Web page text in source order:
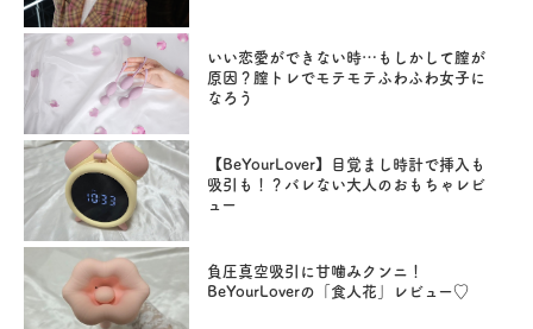
いい恋愛ができない時…もしかして膣が
原因？膣トレでモテモテふわふわ女子に
なろう
【BeYourLover】目覚まし時計で挿入も
吸引も！？バレない大人のおもちゃレビ
ュー
負圧真空吸引に甘噛みクンニ！
BeYourLoverの「食人花」レビュー♡